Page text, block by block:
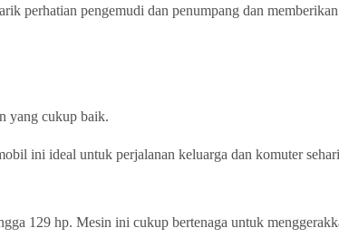
pengemudi dan penumpang dan memberikan
yang cukup baik.
ini ideal untuk perjalanan keluarga dan komuter
129 hp. Mesin ini cukup bertenaga untuk